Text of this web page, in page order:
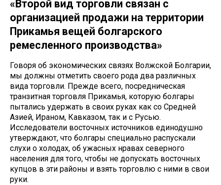
«Второй вид торговли связан с
организацией продажи на территории
Прикамья вещей болгарского
ремесленного производства»
Говоря об экономических связях Волжской Болгарии,
мы должны отметить своего рода два различных
вида торговли. Прежде всего, посредническая
транзитная торговля Прикамья, которую болгары
пытались удержать в своих руках как со Средней
Азией, Ираном, Кавказом, так и с Русью.
Исследователи восточных источников единодушно
утверждают, что болгары специально распускали
слухи о холодах, об ужасных нравах северного
населения для того, чтобы не допускать восточных
купцов в эти районы и взять торговлю с ними в свои
руки.